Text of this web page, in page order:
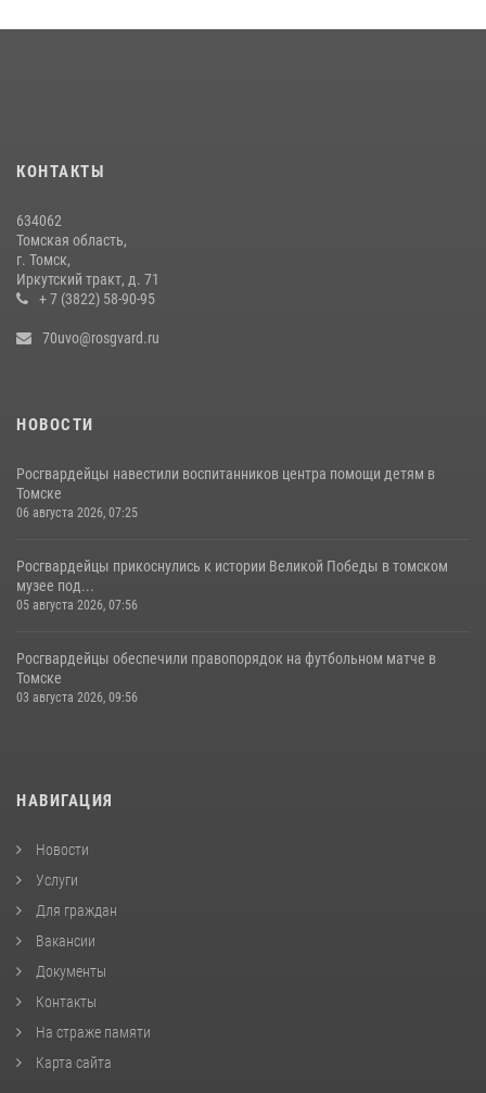
30 июля 2026, 07:41
детского сада в рамках всероссийской акции
23 июля 2026, 00:55
КОНТАКТЫ
634062
Томская область,
г. Томск,
Иркутский тракт, д. 71
+ 7 (3822) 58-90-95
70uvo@rosgvard.ru
НОВОСТИ
Росгвардейцы навестили воспитанников центра помощи детям в
Томске
06 августа 2026, 07:25
Росгвардейцы прикоснулись к истории Великой Победы в томском
музее под...
05 августа 2026, 07:56
Росгвардейцы обеспечили правопорядок на футбольном матче в
Томске
03 августа 2026, 09:56
НАВИГАЦИЯ
Новости
Услуги
Для граждан
Вакансии
Документы
Контакты
На страже памяти
Карта сайта